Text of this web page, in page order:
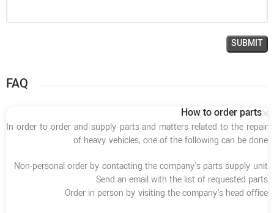
FAQ
How to order parts
In order to order and supply parts and matters related to the repair
of heavy vehicles, one of the following can be done
Non-personal order by contacting the company's parts supply unit
Send an email with the list of requested parts
Order in person by visiting the company's head office